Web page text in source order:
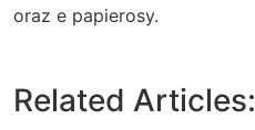
oraz e papierosy.
Related Articles: